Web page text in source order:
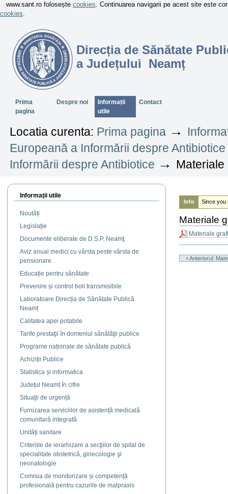
www.sant.ro folosește cookies. Continuarea navigarii pe acest site este
cookies.
Direcția de Sănătate
a Județului Neamț
SectiuniPrima
pagina
Despre noi
Informații
utile
Contact
Locatia curenta: Prima pagina →
Europeană a Informării despre Antibiotice
Informării despre Antibiotice → Materiale
Informaţii utile
Noutăți
Legislație
Documente eliberate de D.S.P. Neamţ
Aviz anual medici cu vârsta peste vârsta de
pensionare
Educație pentru sănătate
Prevenire și control boli transmisibile
Laboratoare Direcția de Sănătate Publică
Neamț
Calitatea apei potabile
Tarife prestaţii în domeniul sănătăţii publice
Programe naționale de sănătate publică
Achiziții Publice
Statistica și informatica
Județul Neamț în cifre
Situaţii de urgență
Furnizarea serviciilor de asistență medicală
comunitară integrată
Unități sanitare
Criteriile de ierarhizare a secţiilor de spital de
specialitate obstetrică, ginecologie şi
neonatologie
Comisia de monitorizare și competență
profesională pentru cazurile de malpraxis
Info Since you
Materiale
Materiale
document
Anteriorul: